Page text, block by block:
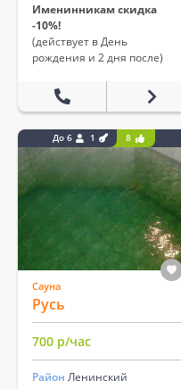
Именинникам скидка
-10%!
(действует в День
рождения и 2 дня после)
До 6 1 8
Сауна
Русь
700 р/час
Район Ленинский